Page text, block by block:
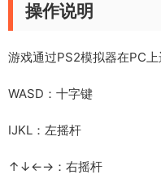
操作说明
游戏通过PS2模拟器在PC上
WASD：十字键
IJKL：左摇杆
↑↓←→：右摇杆